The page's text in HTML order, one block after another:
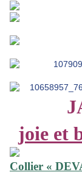
joie et
Collier «